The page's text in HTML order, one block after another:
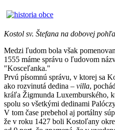
Kostol sv. Štefana na dobovej
Medzi ľudom bola však
1555 máme správu o ľudovom
"Kosceľanka."
Prvú písomnú správu, v ktorej sa
ako rozvinutá dedina – villa,
kráľa Žigmunda Luxemburského,
spolu so všetkými dedinami
V tom čase prebehol aj portálny
že v roku 1427 boli Kostoľany